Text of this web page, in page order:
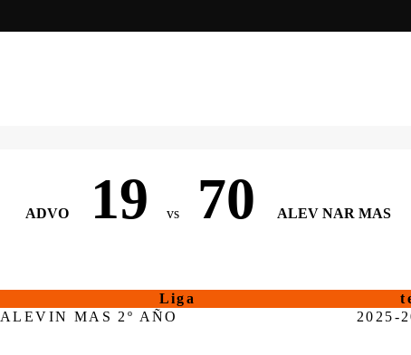
ADVO 19 vs 70 ALEV NAR MAS
Liga
ALEVIN MAS 2º AÑO 2025-